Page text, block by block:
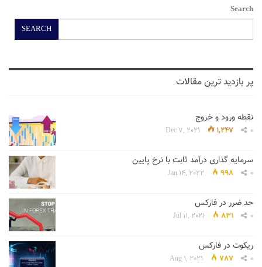
Search
SEARCH
پر بازدید ترین مقالات
نقطه ورود و خروج
Dec 7, 2021 1,247 0
سرمایه گذاری درآمد ثابت با نرخ پایین
Jan 14, 2022 998 0
حد ضرر در فارکس
Jul 11, 2021 831 0
ریکوت در فارکس
Aug 1, 2021 787 0